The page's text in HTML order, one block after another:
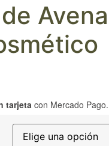
tarjetacon Mercado Pago.